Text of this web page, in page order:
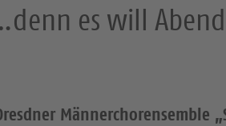
es will
Männerchorensemble